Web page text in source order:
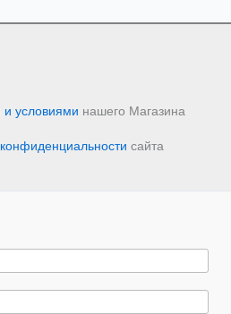
условиями нашего Магазина
сайта